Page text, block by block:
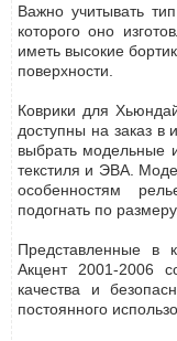
Важно учитывать
которого оно
иметь высокие
поверхности.
Коврики для
доступны на заказ в
выбрать модельные
текстиля и ЭВА.
особенностям
подогнать по размеру.
Представленные в
Акцент 2001-2006
качества и
постоянного